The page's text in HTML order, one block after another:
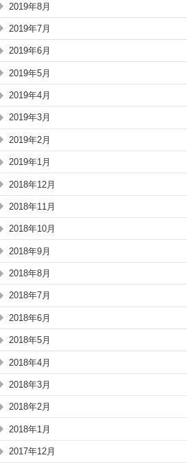
2019年8月
2019年7月
2019年6月
2019年5月
2019年4月
2019年3月
2019年2月
2019年1月
2018年12月
2018年11月
2018年10月
2018年9月
2018年8月
2018年7月
2018年6月
2018年5月
2018年4月
2018年3月
2018年2月
2018年1月
2017年12月